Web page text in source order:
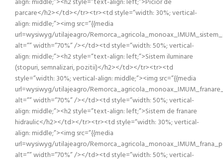
parcare</h2></td></tr><tr><td style=”width: 30%; vertical-
align: middle;”><img src=”{{media
url=wysiwyg/utilajeagro/
alt=”” width=”70%” /></td><td style=”width: 50%; vertical-
align: middle;”><h2 style=”text-align: left;”>Sistem iluminare
(stopuri, semnalizari, pozitii)</h2></td></tr><tr><td
style=”width: 30%; vertical-align: middle;”><img src=”{{media
url=wysiwyg/utilajeagro/
alt=”” width=”70%” /></td><td style=”width: 50%; vertical-
align: middle;”><h2 style=”text-align: left;”>Sistem de franare
hidraulic</h2></td></tr><tr><td style=”width: 30%; vertical-
align: middle;”><img src=”{{media
url=wysiwyg/utilajeagro/
alt=”” width=”70%” /></td><td style=”width: 50%; vertical-